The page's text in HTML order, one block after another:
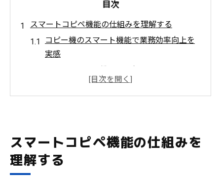
目次
スマートコピペ機能の仕組みを理解する
コピー機のスマート機能で業務効率向上を
実感
コピー機とスマホが連携する仕組みの基本
コピー機スマート機能が業務効率を高める理由
コピー機スマート機能が時短に役立つ理由
スマートコピペ機能の仕組みを
理解する